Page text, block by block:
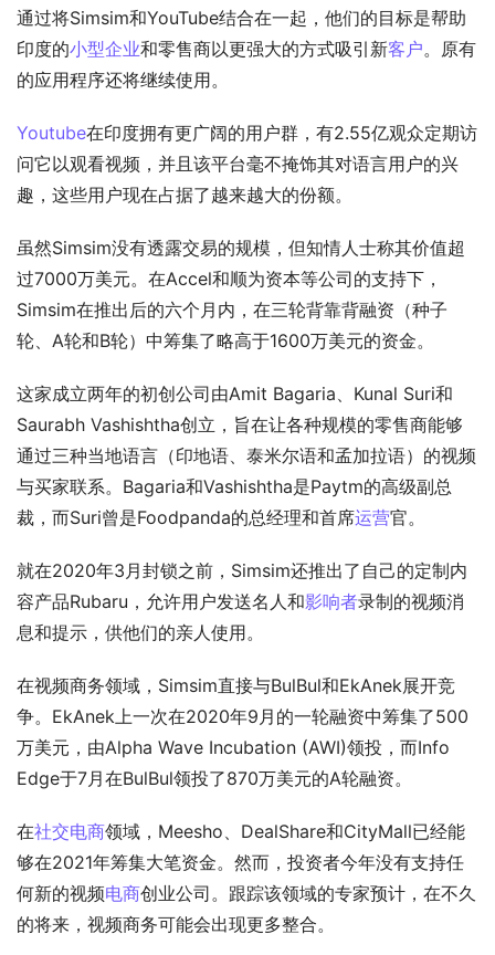
通过将Simsim和YouTube结合在一起，他们的目标是帮助
印度的小型企业和零售商以更强大的方式吸引新客户。原有
的应用程序还将继续使用。
Youtube在印度拥有更广阔的用户群，有2.55亿观众定期访
问它以观看视频，并且该平台毫不掩饰其对语言用户的兴
趣，这些用户现在占据了越来越大的份额。
虽然Simsim没有透露交易的规模，但知情人士称其价值超
过7000万美元。在Accel和顺为资本等公司的支持下，
Simsim在推出后的六个月内，在三轮背靠背融资（种子
轮、A轮和B轮）中筹集了略高于1600万美元的资金。
这家成立两年的初创公司由Amit Bagaria、Kunal Suri和
Saurabh Vashishtha创立，旨在让各种规模的零售商能够
通过三种当地语言（印地语、泰米尔语和孟加拉语）的视频
与买家联系。Bagaria和Vashishtha是Paytm的高级副总
裁，而Suri曾是Foodpanda的总经理和首席运营官。
就在2020年3月封锁之前，Simsim还推出了自己的定制内
容产品Rubaru，允许用户发送名人和影响者录制的视频消
息和提示，供他们的亲人使用。
在视频商务领域，Simsim直接与BulBul和EkAnek展开竞
争。EkAnek上一次在2020年9月的一轮融资中筹集了500
万美元，由Alpha Wave Incubation (AWI)领投，而Info
Edge于7月在BulBul领投了870万美元的A轮融资。
在社交电商领域，Meesho、DealShare和CityMall已经能
够在2021年筹集大笔资金。然而，投资者今年没有支持任
何新的视频电商创业公司。跟踪该领域的专家预计，在不久
的将来，视频商务可能会出现更多整合。